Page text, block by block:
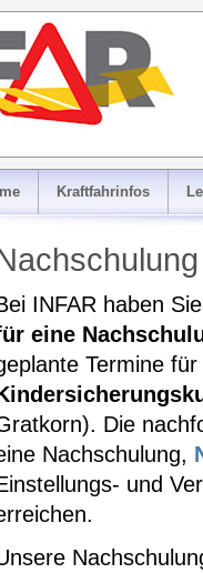
Kraftfahrinfos
INFAR haben
eine
Termine
Die
Nachschulung,
und